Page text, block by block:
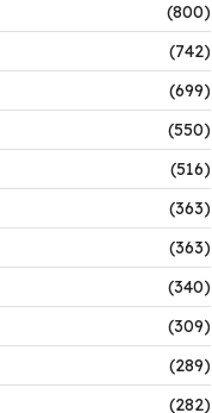
(800)
(742)
(699)
(550)
(516)
(363)
(363)
(340)
(309)
(289)
(282)